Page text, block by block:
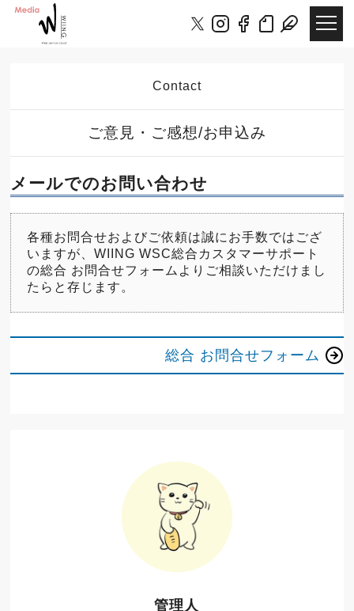
Contact
ご意見・ご感想/お申込み
メールでのお問い合わせ
各種お問合せおよびご依頼は誠にお手数ではござ
いますが、WIING WSC総合カスタマーサポート
の総合 お問合せフォーム よりご相談いただけまし
たらと存じます。
総合 お問合せフォーム
管理人